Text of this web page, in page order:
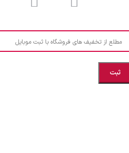
مطلع از تخفیف های فروشگاه با ثبت موبایل